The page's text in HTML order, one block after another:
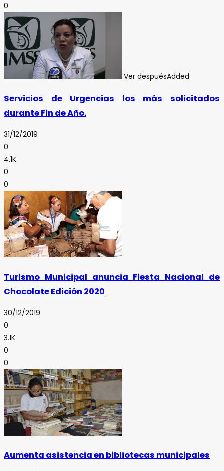
0
Ver despuésAdded
Servicios de Urgencias los más solicitados
durante Fin de Año.
31/12/2019
0
4.1K
0
0
Turismo Municipal anuncia Fiesta Nacional de
Chocolate Edición 2020
30/12/2019
0
3.1K
0
0
Aumenta asistencia en bibliotecas municipales